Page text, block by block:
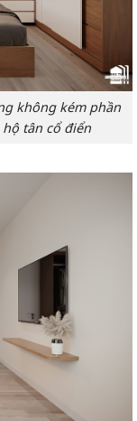
không kém phần
tân cổ điển